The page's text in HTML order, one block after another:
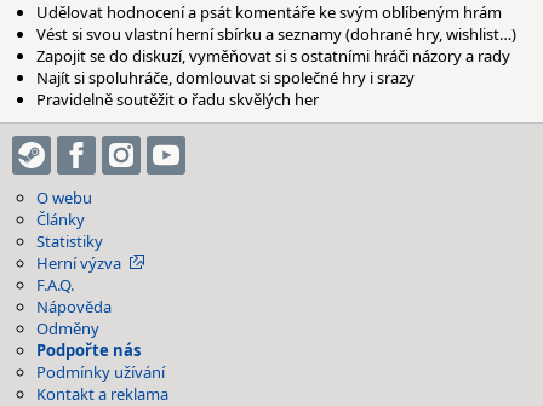
Udělovat hodnocení a psát komentáře ke svým oblíbeným hrám
Vést si svou vlastní herní sbírku a seznamy (dohrané hry, wishlist…)
Zapojit se do diskuzí, vyměňovat si s ostatními hráči názory a rady
Najít si spoluhráče, domlouvat si společné hry i srazy
Pravidelně soutěžit o řadu skvělých her
O webu
Články
Statistiky
Herní výzva
F.A.Q.
Nápověda
Odměny
Podpořte nás
Podmínky užívání
Kontakt a reklama